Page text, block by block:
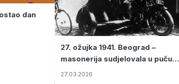
dan
27. ožujka 1941. Beograd –
masonerija sudjelovala u puču
koji je Jugoslaviju odveo u krvavi
27.03.2026